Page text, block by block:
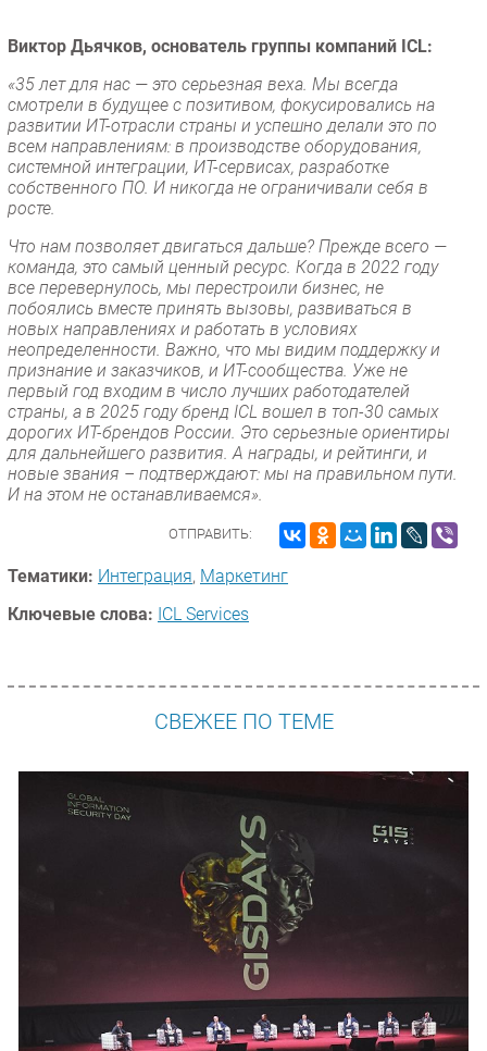
Виктор Дьячков, основатель группы компаний ICL:
«35 лет для нас — это серьезная веха. Мы всегда
смотрели в будущее с позитивом, фокусировались на
развитии ИТ-отрасли страны и успешно делали это по
всем направлениям: в производстве оборудования,
системной интеграции, ИТ-сервисах, разработке
собственного ПО. И никогда не ограничивали себя в
росте.
Что нам позволяет двигаться дальше? Прежде всего —
команда, это самый ценный ресурс. Когда в 2022 году
все перевернулось, мы перестроили бизнес, не
побоялись вместе принять вызовы, развиваться в
новых направлениях и работать в условиях
неопределенности. Важно, что мы видим поддержку и
признание и заказчиков, и ИТ-сообщества. Уже не
первый год входим в число лучших работодателей
страны, а в 2025 году бренд ICL вошел в топ-30 самых
дорогих ИТ-брендов России. Это серьезные ориентиры
для дальнейшего развития. А награды, и рейтинги, и
новые звания – подтверждают: мы на правильном пути.
И на этом не останавливаемся».
ОТПРАВИТЬ:
Тематики: Интеграция, Маркетинг
Ключевые слова: ICL Services
СВЕЖЕЕ ПО ТЕМЕ